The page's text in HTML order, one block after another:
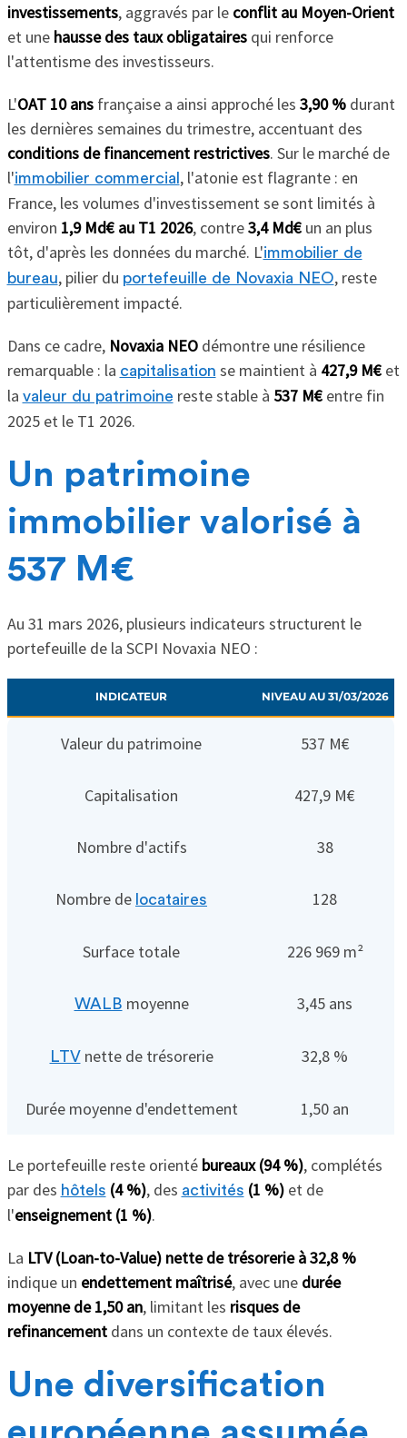
investissements, aggravés par le conflit au Moyen-Orient
et une hausse des taux obligatairesqui renforce
l'attentisme des investisseurs.
L'OAT 10 ansfrançaise a ainsi approché les 3,90 %durant
les dernières semaines du trimestre, accentuant des
conditions de financement restrictives. Sur le marché de
l'immobilier commercial , l'atonie est flagrante : en
France, les volumes d'investissement se sont limités à
environ 1,9 Md€ au T1 2026, contre3,4 Md€un an plus
tôt, d'après les données du marché. L'immobilier de
bureau, pilier du portefeuille de Novaxia NEO, reste
particulièrement impacté.
Dans ce cadre, Novaxia NEOdémontre une résilience
remarquable : la capitalisation se maintient à 427,9 M€et
la valeur du patrimoine reste stable à 537 M€entre fin
2025 et le T1 2026.
Un patrimoine
immobilier valorisé à
537 M€
Au 31 mars 2026, plusieurs indicateurs structurent le
portefeuille de la SCPI Novaxia NEO :
INDICATEUR NIVEAU AU 31/03/2026
Valeur du patrimoine 537 M€
Capitalisation 427,9 M€
Nombre d'actifs 38
Nombre de locataires 128
Surface totale 226 969 m²
WALB moyenne 3,45 ans
LTVnette de trésorerie 32,8 %
Durée moyenne d'endettement 1,50 an
Le portefeuille reste orienté bureaux (94 %), complétés
par des hôtels (4 %), des activités (1 %)et de
l'enseignement (1 %).
La LTV (Loan-to-Value) nette de trésorerie à 32,8 %
indique un endettement maîtrisé, avec une durée
moyenne de 1,50 an, limitant les risques de
refinancementdans un contexte de taux élevés.
Une diversification